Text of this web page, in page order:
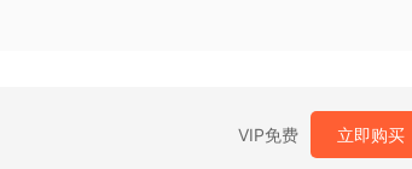
VIP免费 立即购买